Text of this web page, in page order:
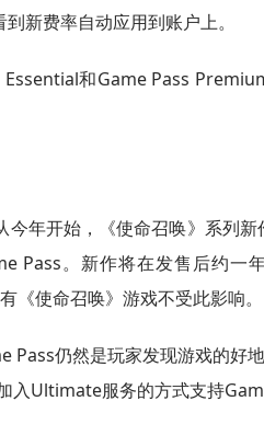
新费率自动应用到账户上。
和Game Pass
今年开始，《使命召唤》系列
Pass。新作将在发售后约一
《使命召唤》游戏不受此影响。
Pass仍然是玩家发现游戏的好
入Ultimate服务的方式支持